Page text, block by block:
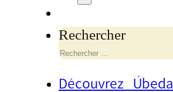
Rechercher
Découvrez Úbeda